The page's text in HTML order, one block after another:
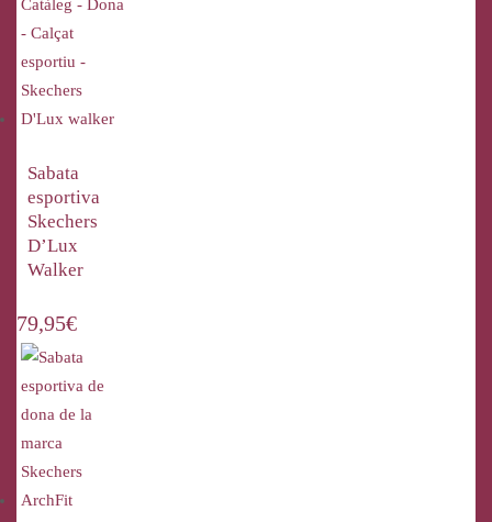
Sabata
esportiva
Skechers
D’Lux
Walker
79,95€